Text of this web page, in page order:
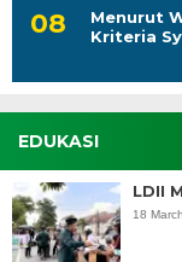
Menurut
Kriteria
EDUKASI
LDII
18